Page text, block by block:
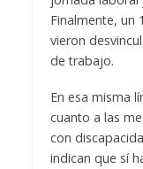
Finalmente, un
vieron
de trabajo.
En esa misma
cuanto a las
con
indican que sí